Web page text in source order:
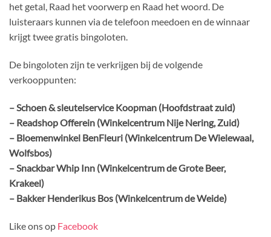
het getal, Raad het voorwerp en Raad het woord. De
luisteraars kunnen via de telefoon meedoen en de winnaar
krijgt twee gratis bingoloten.
De bingoloten zijn te verkrijgen bij de volgende
verkooppunten:
– Schoen & sleutelservice Koopman (Hoofdstraat zuid)
– Readshop Offerein (Winkelcentrum Nije Nering, Zuid)
– Bloemenwinkel BenFleuri (Winkelcentrum De Wielewaal,
Wolfsbos)
– Snackbar Whip Inn (Winkelcentrum de Grote Beer,
Krakeel)
– Bakker Henderikus Bos (Winkelcentrum de Weide)
Like ons op Facebook